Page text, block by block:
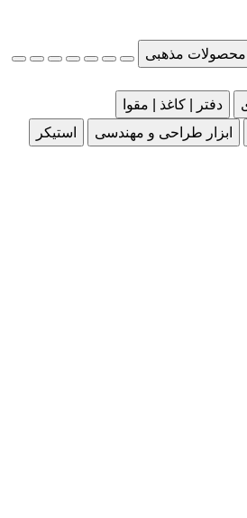
محصولات مذهبی
دفتر | کاغذ | مقوا
ابزار طراحی و مهندسی
استیکر